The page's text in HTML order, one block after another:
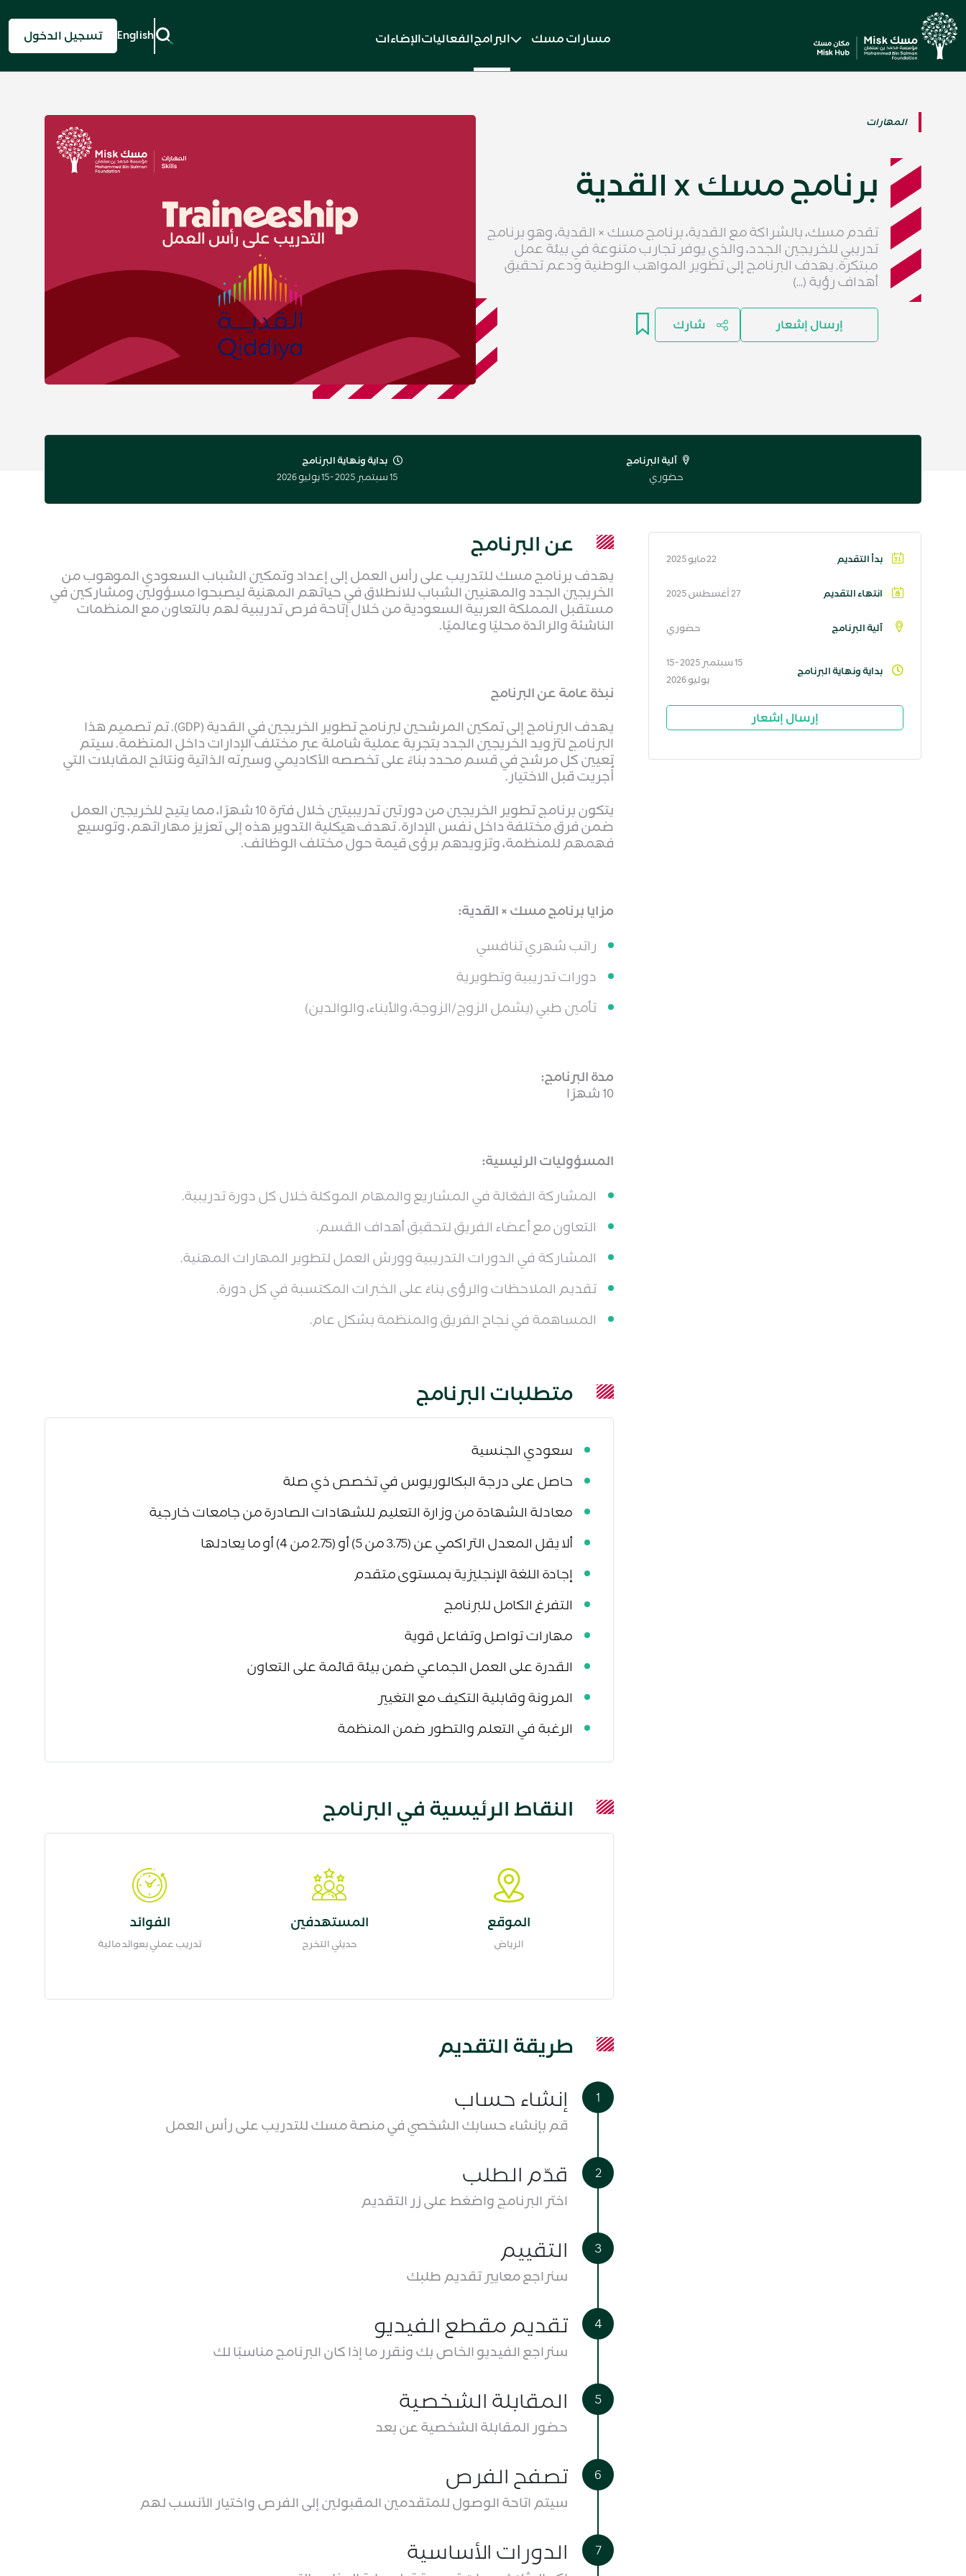
مسارات مسك البرامجالفعالياتالإضاءات English تسجيل الدخول
المهارات
برنامج مسك x القدية
تقدم مسك، بالشراكة مع القدية، برنامج مسك × القدية، وهو برنامج
تدريبي للخريجين الجدد، والذي يوفر تجارب متنوعة في بيئة عمل
مبتكرة. يهدف البرنامج إلى تطوير المواهب الوطنية ودعم تحقيق
أهداف رؤية (...)
إرسال إشعار شارك
آلية البرنامج
حضوري
بداية ونهاية البرنامج
15 سبتمبر 2025 - 15 يوليو 2026
بدأ التقديم 22 مايو 2025
انتهاء التقديم 27 أغسطس 2025
آلية البرنامج حضوري
بداية ونهاية البرنامج
15 سبتمبر 2025 - 15
يوليو 2026
إرسال إشعار
عن البرنامج
يهدف برنامج مسك للتدريب على رأس العمل إلى إعداد وتمكين الشباب السعودي الموهوب من
الخريجين الجدد والمهنيين الشباب للانطلاق في حياتهم المهنية ليصبحوا مسؤولين ومشاركين في
مستقبل المملكة العربية السعودية من خلال إتاحة فرص تدريبية لهم بالتعاون مع المنظمات
الناشئة والرائدة محليًا وعالميًا.
نبذة عامة عن البرنامج
يهدف البرنامج إلى تمكين المرشحين لبرنامج تطوير الخريجين في القدية (GDP). تم تصميم هذا
البرنامج لتزويد الخريجين الجدد بتجربة عملية شاملة عبر مختلف الإدارات داخل المنظمة. سيتم
تعيين كل مرشح في قسم محدد بناءً على تخصصه الأكاديمي وسيرته الذاتية ونتائج المقابلات التي
أُجريت قبل الاختيار.
يتكون برنامج تطوير الخريجين من دورتين تدريبيتين خلال فترة 10 شهرًا، مما يتيح للخريجين العمل
ضمن فرق مختلفة داخل نفس الإدارة. تهدف هيكلية التدوير هذه إلى تعزيز مهاراتهم، وتوسيع
فهمهم للمنظمة، وتزويدهم برؤى قيمة حول مختلف الوظائف.
مزايا برنامج مسك × القدية:
راتب شهري تنافسي
دورات تدريبية وتطويرية
تأمين طبي (يشمل الزوج/الزوجة، والأبناء، والوالدين)
مدة البرنامج:
10 شهرًا
المسؤوليات الرئيسية:
المشاركة الفعّالة في المشاريع والمهام الموكلة خلال كل دورة تدريبية.
التعاون مع أعضاء الفريق لتحقيق أهداف القسم.
المشاركة في الدورات التدريبية وورش العمل لتطوير المهارات المهنية.
تقديم الملاحظات والرؤى بناءً على الخبرات المكتسبة في كل دورة.
المساهمة في نجاح الفريق والمنظمة بشكل عام.
متطلبات البرنامج
سعودي الجنسية
حاصل على درجة البكالوريوس في تخصص ذي صلة
معادلة الشهادة من وزارة التعليم للشهادات الصادرة من جامعات خارجية
ألا يقل المعدل التراكمي عن (3.75 من 5) أو (2.75 من 4) أو ما يعادلها
إجادة اللغة الإنجليزية بمستوى متقدم
التفرغ الكامل للبرنامج
مهارات تواصل وتفاعل قوية
القدرة على العمل الجماعي ضمن بيئة قائمة على التعاون
المرونة وقابلية التكيف مع التغيير
الرغبة في التعلم والتطور ضمن المنظمة
النقاط الرئيسية في البرنامج
الموقع
الرياض
المستهدفين
حديثي التخرج
الفوائد
تدريب عملي بعوائد مالية
طريقة التقديم
إنشاء حساب
قم بإنشاء حسابك الشخصي في منصة مسك للتدريب على رأس العمل
قدّم الطلب
اختر البرنامج واضغط على زر التقديم
التقييم
سنراجع معايير تقديم طلبك
تقديم مقطع الفيديو
سنراجع الفيديو الخاص بك ونقرر ما إذا كان البرنامج مناسبًا لك
المقابلة الشخصية
حضور المقابلة الشخصية عن بعد
تصفح الفرص
سيتم اتاحة الوصول للمتقدمين المقبولين إلى الفرص واختيار الأنسب لهم
الدورات الأساسية